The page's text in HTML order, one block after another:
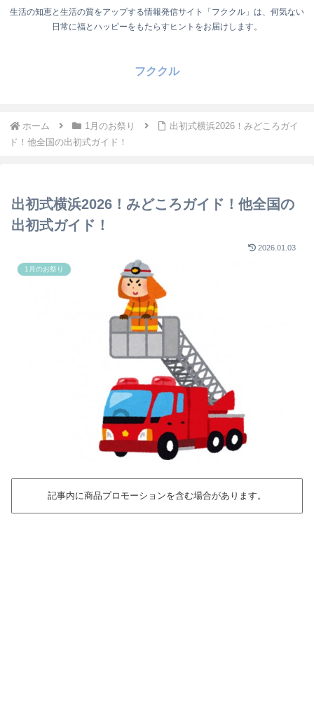
生活の知恵と生活の質をアップする情報発信サイト「フククル」は、何気ない
日常に福とハッピーをもたらすヒントをお届けします。
フククル
ホーム 1月のお祭り
出初式横浜2026！みどころガイ
ド！他全国の出初式ガイド！
出初式横浜2026！みどころガイド！他全国の
出初式ガイド！
2026.01.03
1月のお祭り
記事内に商品プロモーションを含む場合があります。